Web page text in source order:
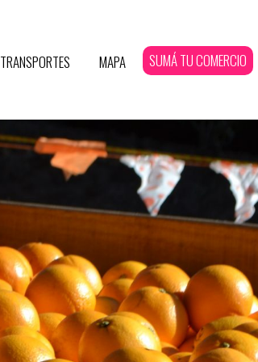
TRANSPORTES MAPA SUMÁ TU COMERCIO